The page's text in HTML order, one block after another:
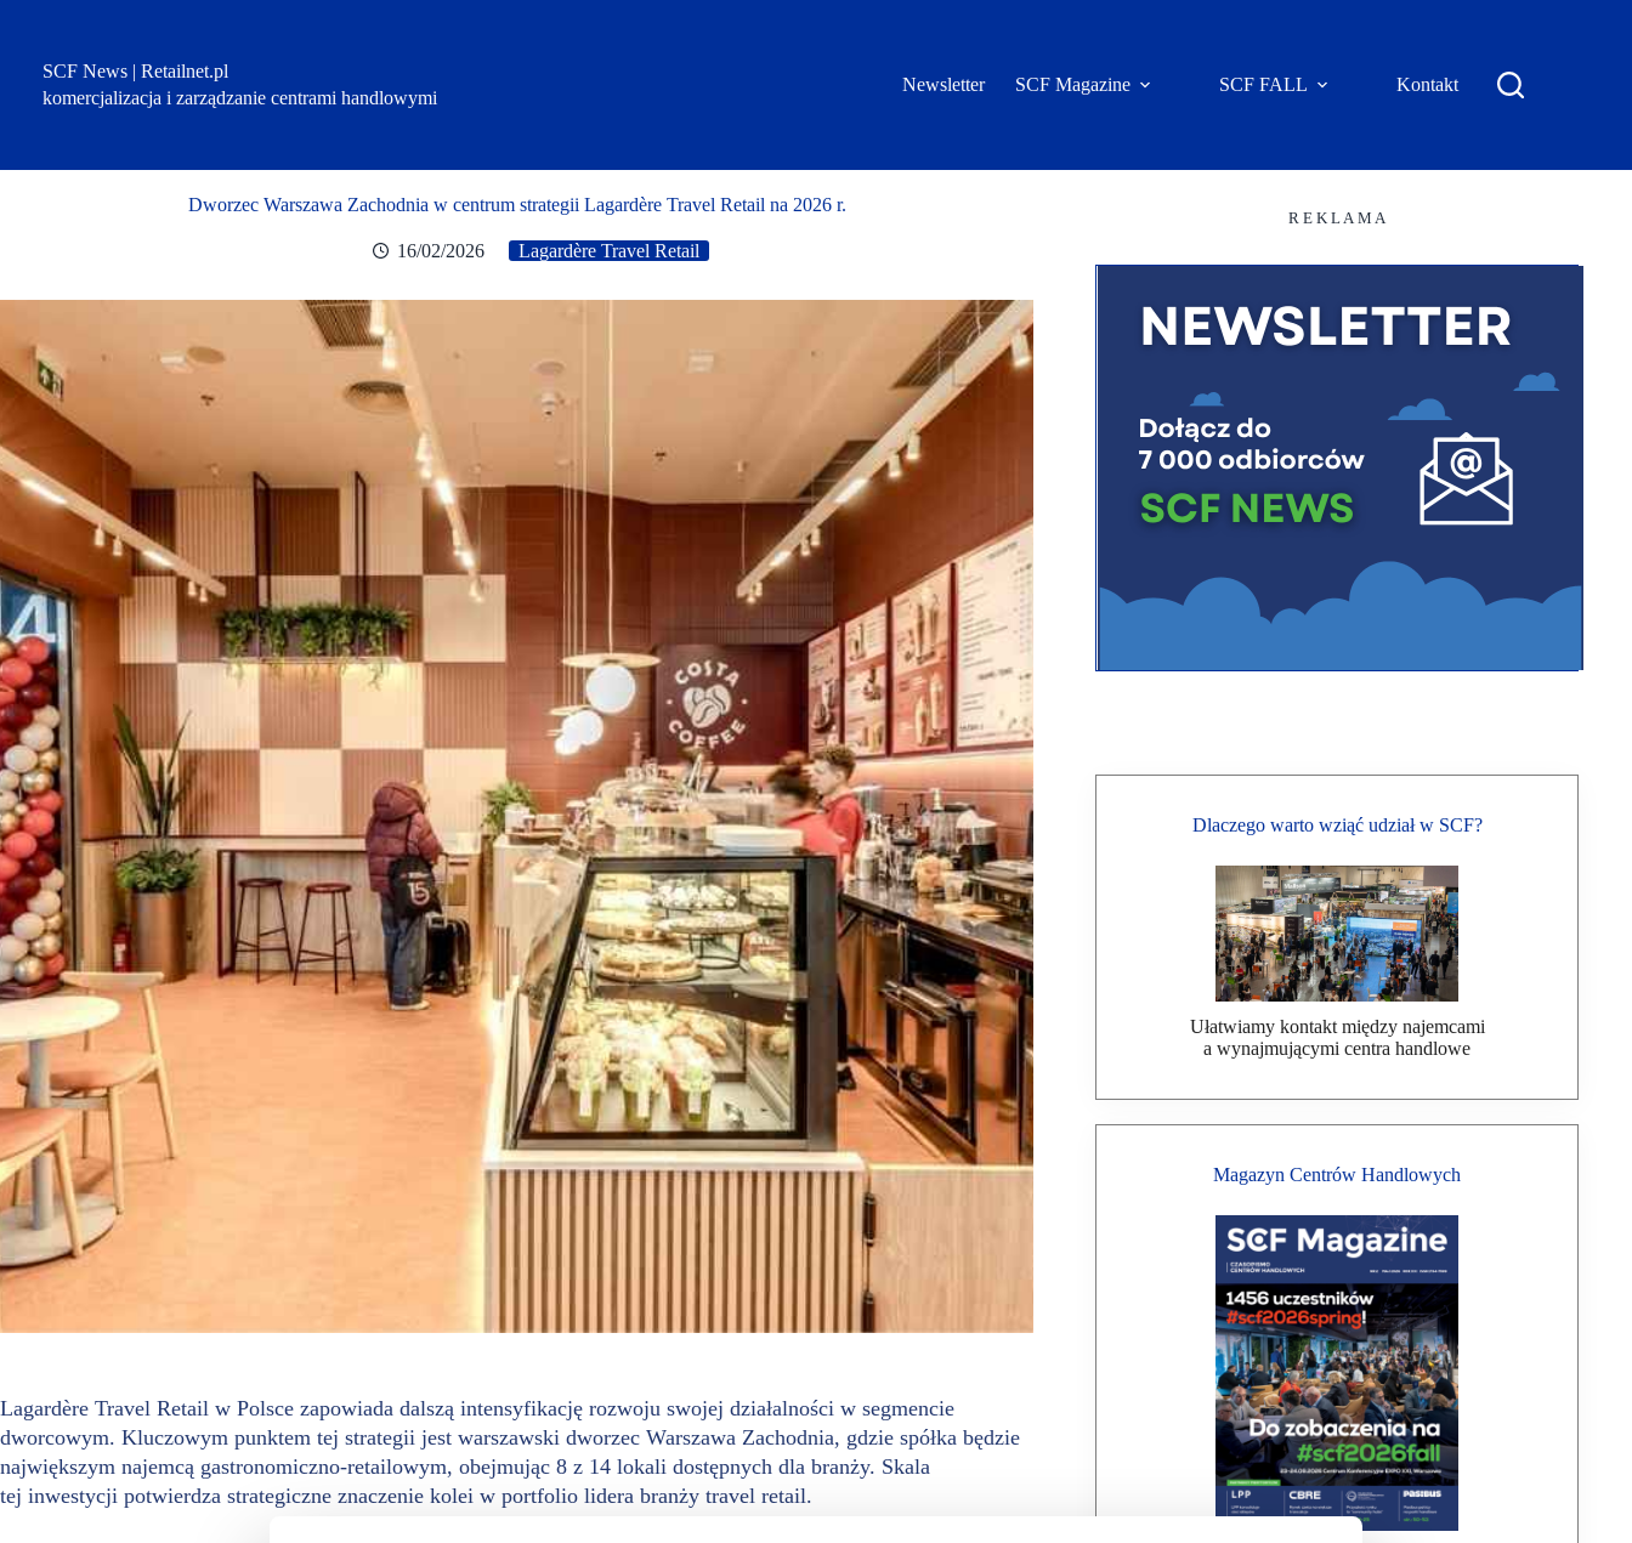
SCF News | Retailnet.pl
komercjalizacja i zarządzanie centrami handlowymi
Newsletter SCF Magazine SCF FALL Kontakt
Dworzec Warszawa Zachodnia w centrum strategii Lagardère Travel Retail na 2026 r.
16/02/2026 Lagardère Travel Retail
Lagardère Travel Retail w Polsce zapowiada dalszą intensyfikację rozwoju swojej działalności w segmencie
dworcowym. Kluczowym punktem tej strategii jest warszawski dworzec Warszawa Zachodnia, gdzie spółka będzie
największym najemcą gastronomiczno-retailowym, obejmując 8 z 14 lokali dostępnych dla branży. Skala
tej inwestycji potwierdza strategiczne znaczenie kolei w portfolio lidera branży travel retail.
R E K L A M A
Dlaczego warto wziąć udział w SCF?
Ułatwiamy kontakt między najemcami
a wynajmującymi centra handlowe
Magazyn Centrów Handlowych